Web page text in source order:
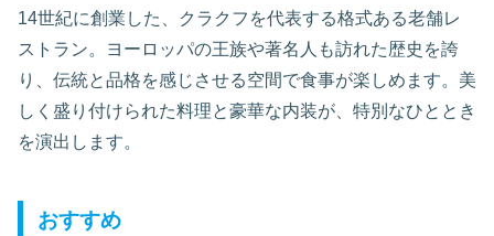
14世紀に創業した、クラクフを代表する格式ある老舗レ
ストラン。ヨーロッパの王族や著名人も訪れた歴史を誇
り、伝統と品格を感じさせる空間で食事が楽しめます。美
しく盛り付けられた料理と豪華な内装が、特別なひととき
を演出します。
おすすめ